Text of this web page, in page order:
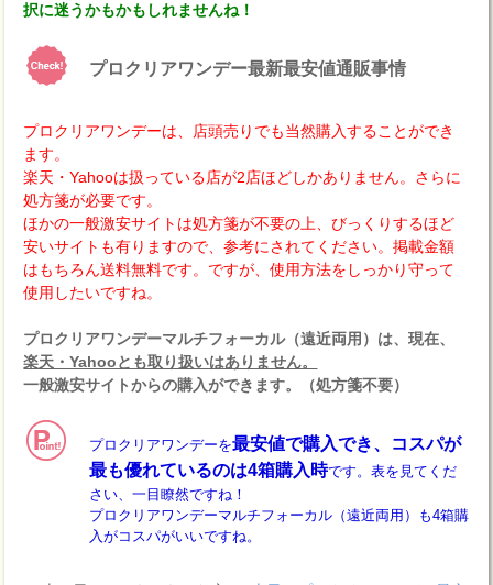
択に迷うかもかもしれませんね！
プロクリアワンデー最新最安値通販事情
プロクリアワンデーは、店頭売りでも当然購入することができ
ます。
楽天・Yahooは扱っている店が2店ほどしかありません。さらに
処方箋が必要です。
ほかの一般激安サイトは処方箋が不要の上、びっくりするほど
安いサイトも有りますので、参考にされてください。掲載金額
はもちろん送料無料です。ですが、使用方法をしっかり守って
使用したいですね。
プロクリアワンデーマルチフォーカル（遠近両用）は、現在、
楽天・Yahooとも取り扱いはありません。
一般激安サイトからの購入ができます。（処方箋不要）
プロクリアワンデーを最安値で購入でき、コスパが
最も優れているのは4箱購入時です。表を見てくだ
さい、一目瞭然ですね！
プロクリアワンデーマルチフォーカル（遠近両用）も4箱購
入がコスパがいいですね。